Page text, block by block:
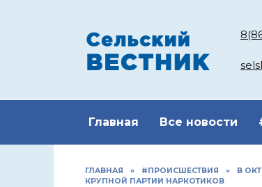
Главная Все новости
ГЛАВНАЯ » #ПРОИСШЕСТВИЯ »
В
КРУПНОЙ ПАРТИИ НАРКОТИКОВ